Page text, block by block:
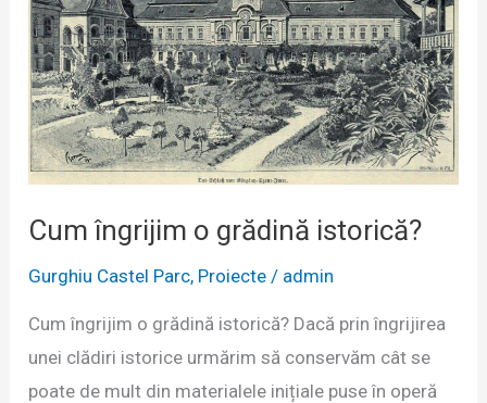
Cum îngrijim o grădină istorică?
Gurghiu Castel Parc, Proiecte / admin
Cum îngrijim o grădină istorică? Dacă prin îngrijirea
unei clădiri istorice urmărim să conservăm cât se
poate de mult din materialele inițiale puse în operă